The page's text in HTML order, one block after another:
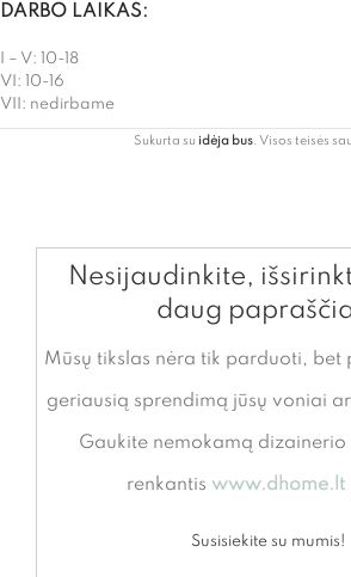
DARBO LAIKAS:
I – V: 10-18
VI: 10-16
VII: nedirbame
Sukurta su idėja bus . Visos teisės
Nesijaudinkite,
daug
Mūsų tikslas nėra tik parduoti, bet
geriausią sprendimą jūsų voniai
Gaukite nemokamą dizainerio
renkantis www.dhome.lt
Susisiekite su mumis!